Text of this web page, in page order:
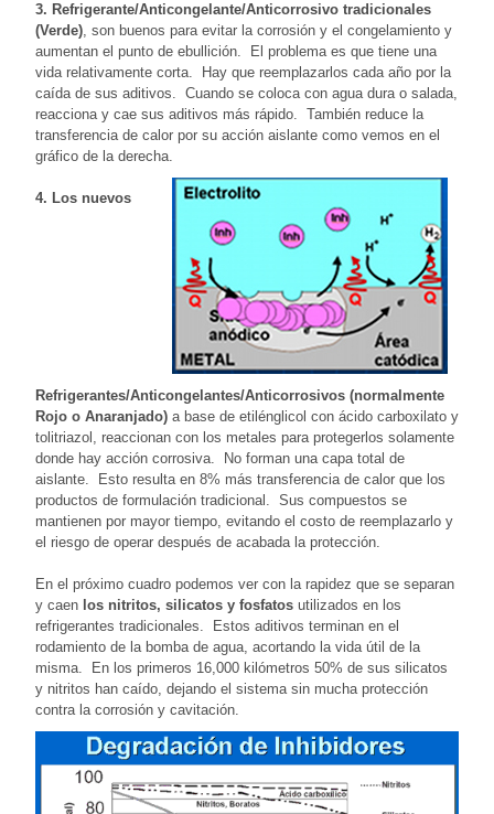
3. Refrigerante/Anticongelante/Anticorrosivo tradicionales
(Verde), son buenos para evitar la corrosión y el congelamiento y
aumentan el punto de ebullición. El problema es que tiene una
vida relativamente corta. Hay que reemplazarlos cada año por la
caída de sus aditivos. Cuando se coloca con agua dura o salada,
reacciona y cae sus aditivos más rápido. También reduce la
transferencia de calor por su acción aislante como vemos en el
gráfico de la derecha.
4. Los nuevos
Refrigerantes/Anticongelantes/Anticorrosivos (normalmente
Rojo o Anaranjado) a base de etilénglicol con ácido carboxilato y
tolitriazol, reaccionan con los metales para protegerlos solamente
donde hay acción corrosiva. No forman una capa total de
aislante. Esto resulta en 8% más transferencia de calor que los
productos de formulación tradicional. Sus compuestos se
mantienen por mayor tiempo, evitando el costo de reemplazarlo y
el riesgo de operar después de acabada la protección.
En el próximo cuadro podemos ver con la rapidez que se separan
y caen los nitritos, silicatos y fosfatos utilizados en los
refrigerantes tradicionales. Estos aditivos terminan en el
rodamiento de la bomba de agua, acortando la vida útil de la
misma. En los primeros 16,000 kilómetros 50% de sus silicatos
y nitritos han caído, dejando el sistema sin mucha protección
contra la corrosión y cavitación.